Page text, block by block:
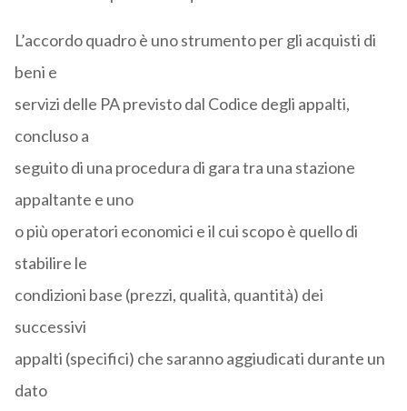
L’accordo quadro è uno strumento per gli acquisti di
beni e
servizi delle PA previsto dal Codice degli appalti,
concluso a
seguito di una procedura di gara tra una stazione
appaltante e uno
o più operatori economici e il cui scopo è quello di
stabilire le
condizioni base (prezzi, qualità, quantità) dei
successivi
appalti (specifici) che saranno aggiudicati durante un
dato